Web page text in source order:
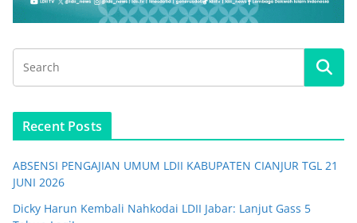
Recent Posts
ABSENSI PENGAJIAN UMUM LDII KABUPATEN CIANJUR TGL 21
JUNI 2026
Dicky Harun Kembali Nahkodai LDII Jabar: Lanjut Gass 5